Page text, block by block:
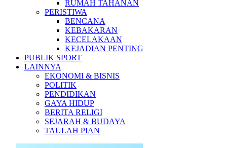
RUMAH TAHANAN
PERISTIWA
BENCANA
KEBAKARAN
KECELAKAAN
KEJADIAN PENTING
PUBLIK SPORT
LAINNYA
EKONOMI & BISNIS
POLITIK
PENDIDIKAN
GAYA HIDUP
BERITA RELIGI
SEJARAH & BUDAYA
TAULAH PIAN